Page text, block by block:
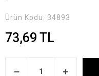
Ürün Kodu: 34893
73,69 TL